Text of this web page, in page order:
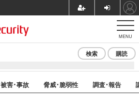
MENU
検索 購読
被害･事故 脅威･脆弱性 調査･報告